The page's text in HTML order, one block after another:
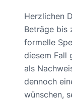
Herzlichen
Beträge bis
formelle
diesem Fall
als
dennoch
wünschen,